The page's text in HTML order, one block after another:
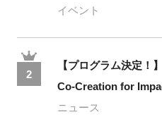
イベント
2
【プログラム決定！
Co-Creation for
ニュース